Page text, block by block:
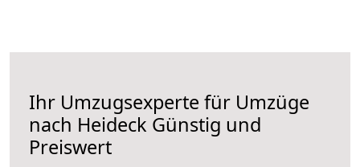
Ihr Umzugsexperte für Umzüge
nach Heideck Günstig und
Preiswert